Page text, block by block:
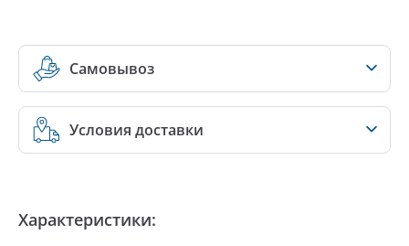
Самовывоз
Условия доставки
Характеристики: